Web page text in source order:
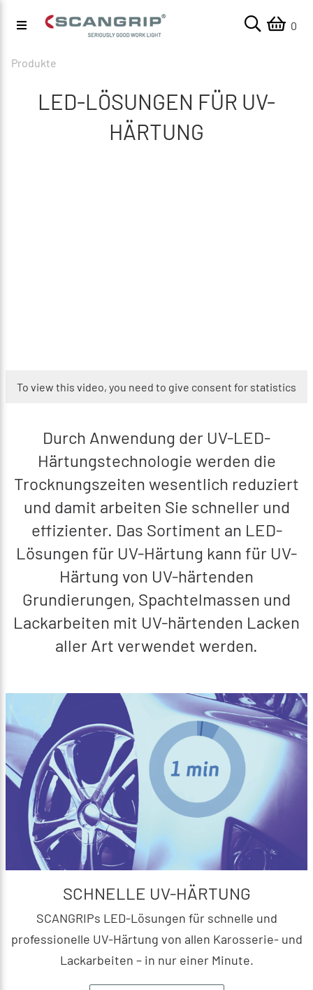
0
Produkte
LED-LÖSUNGEN FÜR UV-
HÄRTUNG
To view this video, you need to give consent for statistics
Durch Anwendung der UV-LED-
Härtungstechnologie werden die
Trocknungszeiten wesentlich reduziert
und damit arbeiten Sie schneller und
effizienter. Das Sortiment an LED-
Lösungen für UV-Härtung kann für UV-
Härtung von UV-härtenden
Grundierungen, Spachtelmassen und
Lackarbeiten mit UV-härtenden Lacken
aller Art verwendet werden.
SCHNELLE UV-HÄRTUNG
SCANGRIPs LED-Lösungen für schnelle und
professionelle UV-Härtung von allen Karosserie- und
Lackarbeiten – in nur einer Minute.